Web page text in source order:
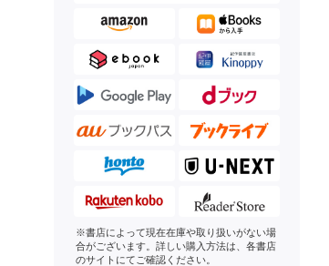
※書店によって現在在庫や取り扱いがない場
合がございます。詳しい購入方法は、各書店
のサイトにてご確認ください。